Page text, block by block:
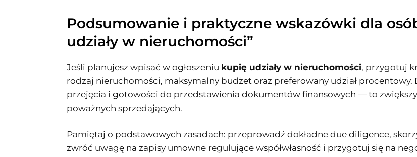
Podsumowanie i praktyczne wskazówki dla
udziały w nieruchomości”
Jeśli planujesz wpisać w ogłoszeniu kupię udziały w nieruchomości, przygotuj
rodzaj nieruchomości, maksymalny budżet oraz preferowany udział
przejęcia i gotowości do przedstawienia dokumentów finansowych — to
poważnych sprzedających.
Pamiętaj o podstawowych zasadach: przeprowadź dokładne due diligence,
zwróć uwagę na zapisy umowne regulujące współwłasność i przygotuj się na